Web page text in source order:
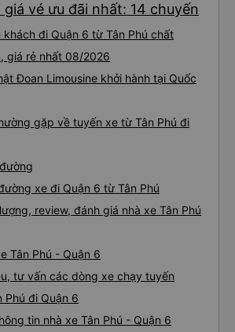
vé ưu đãi nhất: 14 chuyến
khách đi Quận 6 từ Tân Phú chất
giá rẻ nhất 08/2026
Đoan Limousine khởi hành tại Quốc
gặp về tuyến xe từ Tân Phú đi
xe đi Quận 6 từ Tân Phú
review, đánh giá nhà xe Tân Phú
Tân Phú - Quận 6
tư vấn các dòng xe chạy tuyến
Phú đi Quận 6
tin nhà xe Tân Phú - Quận 6